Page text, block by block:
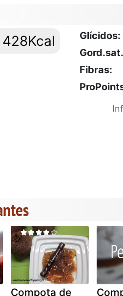
428Kcal Glícidos:
Fibras:
Compota de